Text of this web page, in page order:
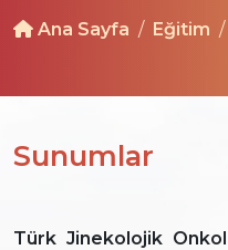
Ana Sayfa Eğitim
Sunumlar
Türk Jinekolojik